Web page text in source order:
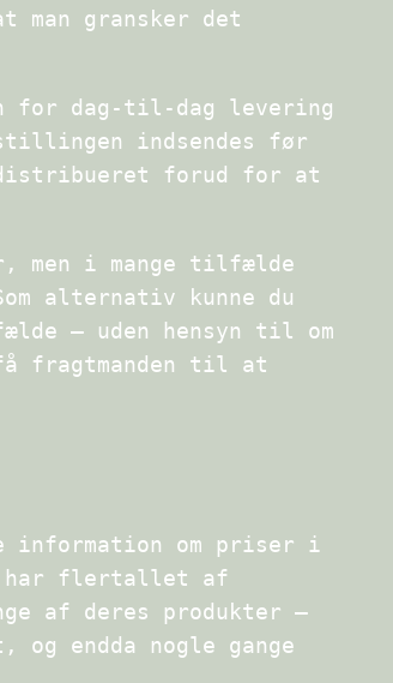
man gransker det
for dag-til-dag levering
indsendes før
forud for at
men i mange tilfælde
alternativ kunne du
– uden hensyn til om
fragtmanden til at
om priser i
har flertallet af
af deres produkter –
endda nogle gange